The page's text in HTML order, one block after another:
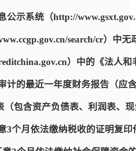
公示系统（http://
search/cr）中
）中的《法人
计的最近一年度财务报告（应
（包含资产负债表、利润表、
3个月依法缴纳税收的证明复